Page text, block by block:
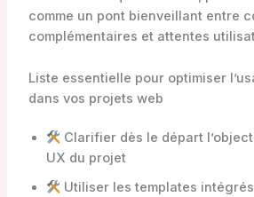
comme un pont bienveillant entre
complémentaires et attentes
Liste essentielle pour optimiser
dans vos projets web
Clarifier dès le départ
UX du projet
Utiliser les templates